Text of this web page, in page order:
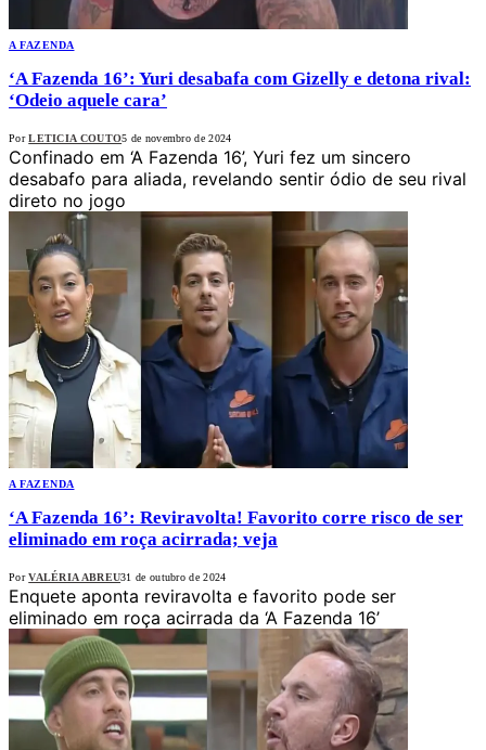
A FAZENDA
‘A Fazenda 16’: Yuri desabafa com Gizelly e detona rival:
‘Odeio aquele cara’
Por LETICIA COUTO5 de novembro de 2024
Confinado em ‘A Fazenda 16’, Yuri fez um sincero
desabafo para aliada, revelando sentir ódio de seu rival
direto no jogo
A FAZENDA
‘A Fazenda 16’: Reviravolta! Favorito corre risco de ser
eliminado em roça acirrada; veja
Por VALÉRIA ABREU31 de outubro de 2024
Enquete aponta reviravolta e favorito pode ser
eliminado em roça acirrada da ‘A Fazenda 16’